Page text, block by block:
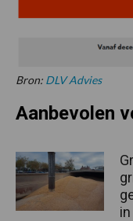
Bron: DLV Advies
Aanbevolen